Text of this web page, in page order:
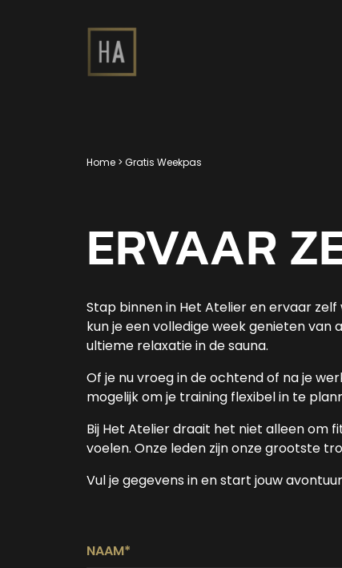
Home > Gratis Weekpas
ERVAAR
Stap binnen in Het Atelier en ervaar
kun je een volledige week genieten
ultieme relaxatie in de sauna.
Of je nu vroeg in de ochtend of na je
mogelijk om je training flexibel in te
Bij Het Atelier draait het niet alleen om
voelen. Onze leden zijn onze grootste
Vul je gegevens in en start jouw
NAAM*